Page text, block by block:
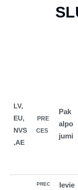
LV,
EU,
NVS
,AE
PRE
CES
Pak
alpo
jumi
PREC
Ievie